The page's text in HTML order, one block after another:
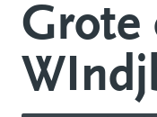
Grote